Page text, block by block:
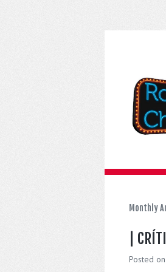
Monthly
|
Posted on